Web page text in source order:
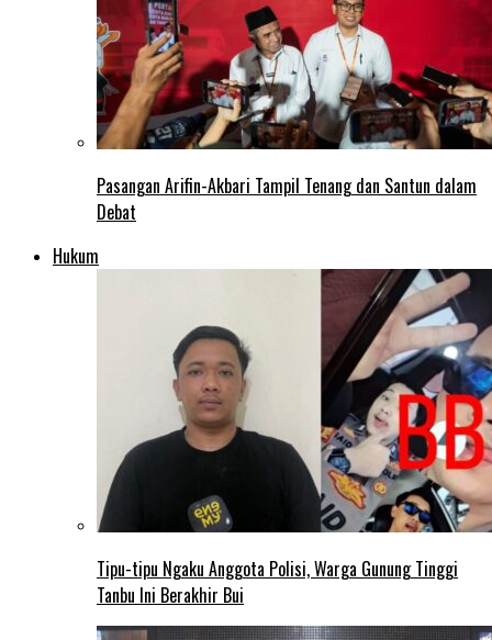
Pasangan Arifin-Akbari Tampil Tenang dan Santun dalam
Debat
Hukum
Tipu-tipu Ngaku Anggota Polisi, Warga Gunung Tinggi
Tanbu Ini Berakhir Bui